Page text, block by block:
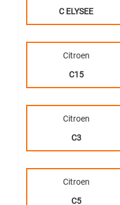
C ELYSEE
Citroen
C15
Citroen
C3
Citroen
C5